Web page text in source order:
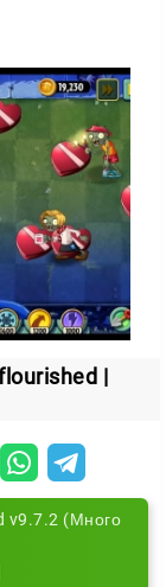
революции
из
мертвецы.
, серия
награды:
не
быстрая
|
v9.7.2 (Много